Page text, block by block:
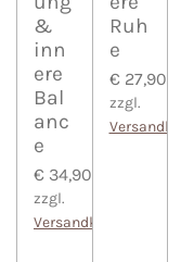
&
inn
ere
Bal
anc
e
€ 34,90
zzgl.
Versandkosten
Ruh
e
€ 27,90
zzgl.